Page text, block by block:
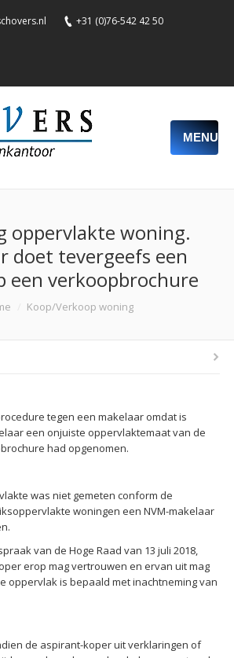
+31 (0)76-542 42 50
MENU
oppervlakte woning.
doet tevergeefs een
een verkoopbrochure
Koop/Verkoop woning
tegen een makelaar omdat is
een onjuiste oppervlaktemaat van de
had opgenomen.
was niet gemeten conform de
woningen een NVM-makelaar
van de Hoge Raad van 13 juli 2018,
erop mag vertrouwen en ervan uit mag
oppervlak is bepaald met inachtneming van
de aspirant-koper uit verklaringen of